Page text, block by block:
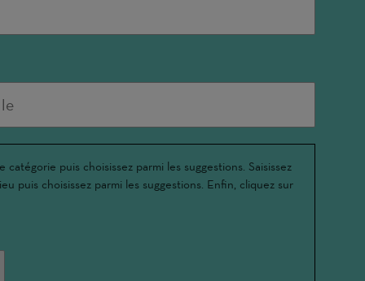
puis choisissez parmi les suggestions. Saisissez
puis choisissez parmi les suggestions. Enfin, cliquez sur